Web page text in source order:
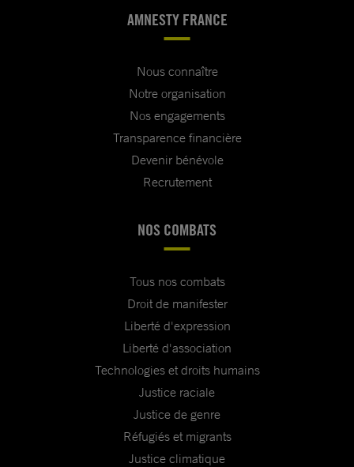
AMNESTY FRANCE
Nous connaître
Notre organisation
Nos engagements
Transparence financière
Devenir bénévole
Recrutement
NOS COMBATS
Tous nos combats
Droit de manifester
Liberté d'expression
Liberté d'association
Technologies et droits humains
Justice raciale
Justice de genre
Réfugiés et migrants
Justice climatique